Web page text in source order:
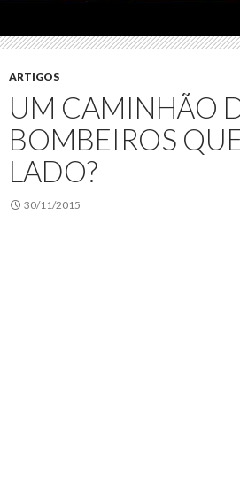
ARTIGOS
UM CAMINHÃO
BOMBEIROS
LADO?
30/11/2015